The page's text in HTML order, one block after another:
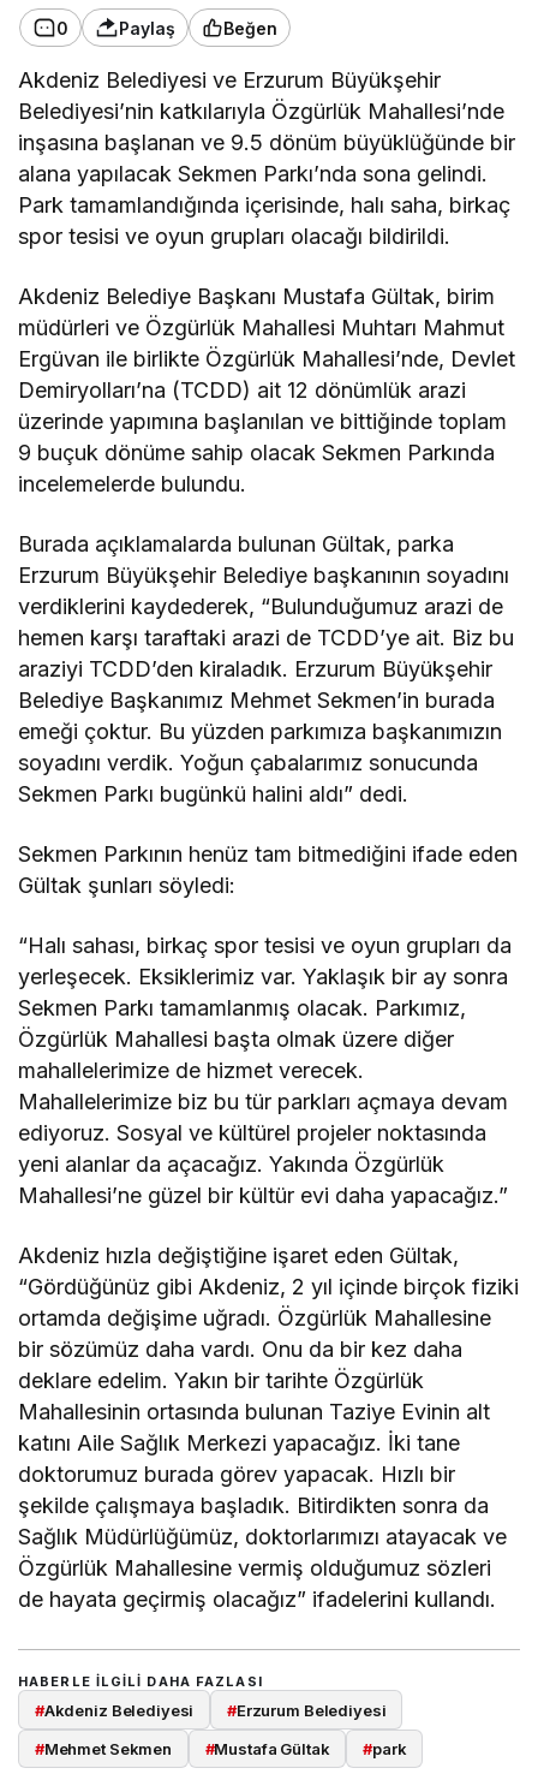
0 Paylaş Beğen
Akdeniz Belediyesi ve Erzurum Büyükşehir
Belediyesi’nin katkılarıyla Özgürlük Mahallesi’nde
inşasına başlanan ve 9.5 dönüm büyüklüğünde bir
alana yapılacak Sekmen Parkı’nda sona gelindi.
Park tamamlandığında içerisinde, halı saha, birkaç
spor tesisi ve oyun grupları olacağı bildirildi.
Akdeniz Belediye Başkanı Mustafa Gültak, birim
müdürleri ve Özgürlük Mahallesi Muhtarı Mahmut
Ergüvan ile birlikte Özgürlük Mahallesi’nde, Devlet
Demiryolları’na (TCDD) ait 12 dönümlük arazi
üzerinde yapımına başlanılan ve bittiğinde toplam
9 buçuk dönüme sahip olacak Sekmen Parkında
incelemelerde bulundu.
Burada açıklamalarda bulunan Gültak, parka
Erzurum Büyükşehir Belediye başkanının soyadını
verdiklerini kaydederek, “Bulunduğumuz arazi de
hemen karşı taraftaki arazi de TCDD’ye ait. Biz bu
araziyi TCDD’den kiraladık. Erzurum Büyükşehir
Belediye Başkanımız Mehmet Sekmen’in burada
emeği çoktur. Bu yüzden parkımıza başkanımızın
soyadını verdik. Yoğun çabalarımız sonucunda
Sekmen Parkı bugünkü halini aldı” dedi.
Sekmen Parkının henüz tam bitmediğini ifade eden
Gültak şunları söyledi:
“Halı sahası, birkaç spor tesisi ve oyun grupları da
yerleşecek. Eksiklerimiz var. Yaklaşık bir ay sonra
Sekmen Parkı tamamlanmış olacak. Parkımız,
Özgürlük Mahallesi başta olmak üzere diğer
mahallelerimize de hizmet verecek.
Mahallelerimize biz bu tür parkları açmaya devam
ediyoruz. Sosyal ve kültürel projeler noktasında
yeni alanlar da açacağız. Yakında Özgürlük
Mahallesi’ne güzel bir kültür evi daha yapacağız.”
Akdeniz hızla değiştiğine işaret eden Gültak,
“Gördüğünüz gibi Akdeniz, 2 yıl içinde birçok fiziki
ortamda değişime uğradı. Özgürlük Mahallesine
bir sözümüz daha vardı. Onu da bir kez daha
deklare edelim. Yakın bir tarihte Özgürlük
Mahallesinin ortasında bulunan Taziye Evinin alt
katını Aile Sağlık Merkezi yapacağız. İki tane
doktorumuz burada görev yapacak. Hızlı bir
şekilde çalışmaya başladık. Bitirdikten sonra da
Sağlık Müdürlüğümüz, doktorlarımızı atayacak ve
Özgürlük Mahallesine vermiş olduğumuz sözleri
de hayata geçirmiş olacağız” ifadelerini kullandı.
HABERLE ILGILI DAHA FAZLASI
#Akdeniz Belediyesi #Erzurum Belediyesi
#Mehmet Sekmen #Mustafa Gültak #park